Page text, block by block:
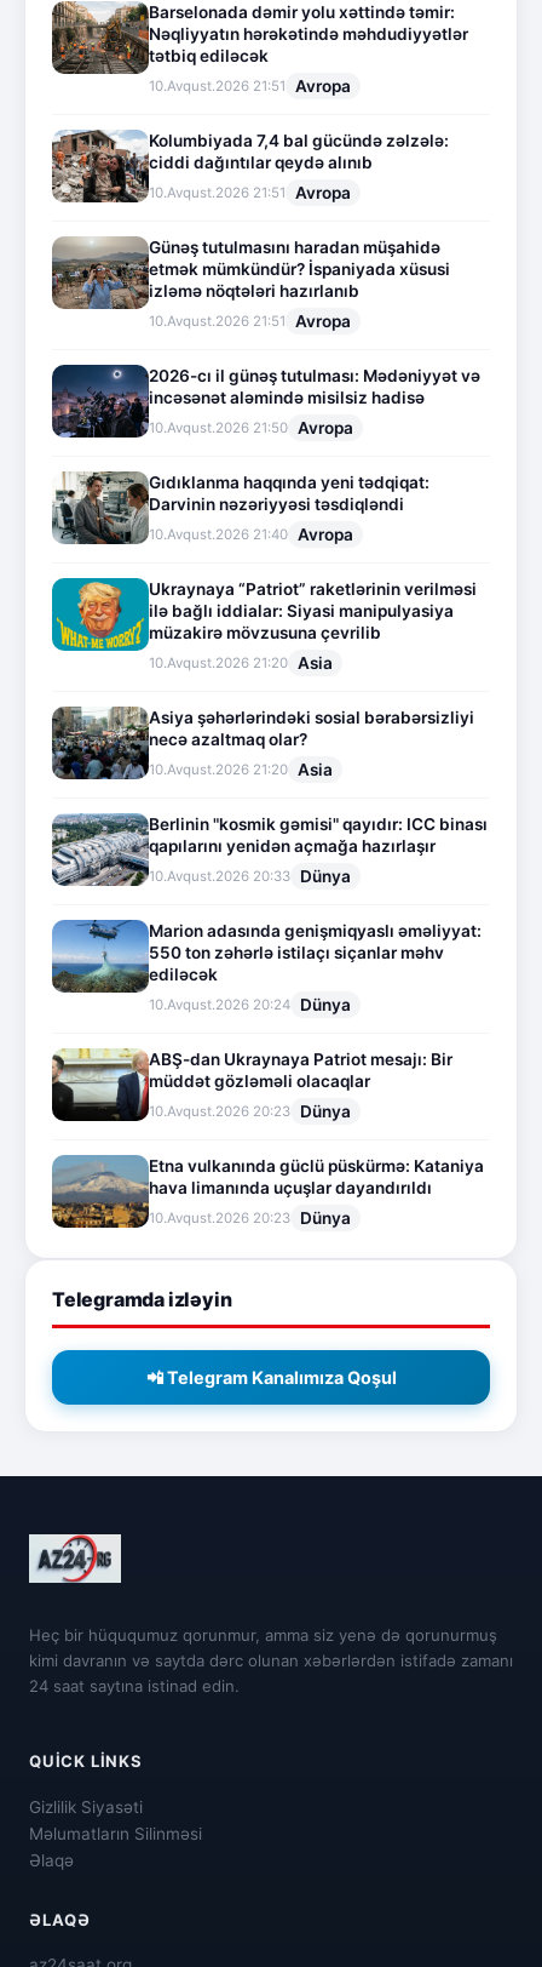
Barselonada dəmir yolu xəttində təmir:
Nəqliyyatın hərəkətində məhdudiyyətlər
tətbiq ediləcək
10.Avqust.2026 21:51 Avropa
Kolumbiyada 7,4 bal gücündə zəlzələ:
ciddi dağıntılar qeydə alınıb
10.Avqust.2026 21:51 Avropa
Günəş tutulmasını haradan müşahidə
etmək mümkündür? İspaniyada xüsusi
izləmə nöqtələri hazırlanıb
10.Avqust.2026 21:51 Avropa
2026-cı il günəş tutulması: Mədəniyyət və
incəsənət aləmində misilsiz hadisə
10.Avqust.2026 21:50 Avropa
Gıdıklanma haqqında yeni tədqiqat:
Darvinin nəzəriyyəsi təsdiqləndi
10.Avqust.2026 21:40 Avropa
Ukraynaya “Patriot” raketlərinin verilməsi
ilə bağlı iddialar: Siyasi manipulyasiya
müzakirə mövzusuna çevrilib
10.Avqust.2026 21:20 Asia
Asiya şəhərlərindəki sosial bərabərsizliyi
necə azaltmaq olar?
10.Avqust.2026 21:20 Asia
Berlinin "kosmik gəmisi" qayıdır: ICC binası
qapılarını yenidən açmağa hazırlaşır
10.Avqust.2026 20:33 Dünya
Marion adasında genişmiqyaslı əməliyyat:
550 ton zəhərlə istilaçı siçanlar məhv
ediləcək
10.Avqust.2026 20:24 Dünya
ABŞ-dan Ukraynaya Patriot mesajı: Bir
müddət gözləməli olacaqlar
10.Avqust.2026 20:23 Dünya
Etna vulkanında güclü püskürmə: Kataniya
hava limanında uçuşlar dayandırıldı
10.Avqust.2026 20:23 Dünya
Telegramda izləyin
📲 Telegram Kanalımıza Qoşul
Heç bir hüququmuz qorunmur, amma siz yenə də qorunurmuş
kimi davranın və saytda dərc olunan xəbərlərdən istifadə zamanı
24 saat saytına istinad edin.
QUICK LINKS
Gizlilik Siyasəti
Məlumatların Silinməsi
Əlaqə
ƏLAQƏ